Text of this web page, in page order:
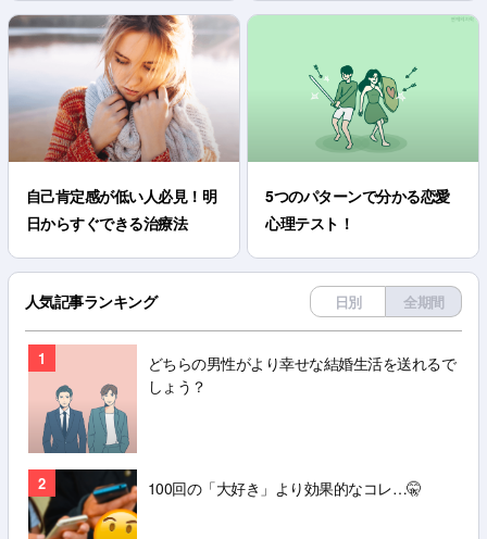
自己肯定感が低い人必見！明
日からすぐできる治療法
5つのパターンで分かる恋愛
心理テスト！
人気記事ランキング 日別 全期間
1
どちらの男性がより幸せな結婚生活を送れるで
しょう？
2 100回の「大好き」より効果的なコレ…🤫